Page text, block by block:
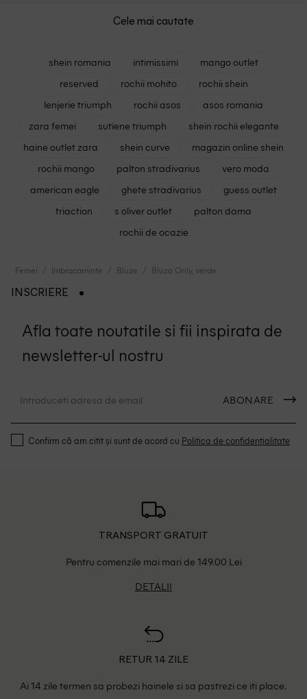
Cele mai cautate
shein romania intimissimi
mango outlet
reserved
rochii mohito
rochii shein
lenjerie triumph
rochii asos
asos romania
zara femei
sutiene triumph
shein rochii elegante
haine outlet zara
shein curve
magazin online shein
rochii mango
palton stradivarius
vero moda
american eagle
ghete stradivarius
guess outlet
triaction
s oliver outlet
palton dama
rochii de ocazie
Femei Imbracaminte Bluze Bluza Only, verde
INSCRIERE
Afla toate noutatile si fii inspirata de
newsletter-ul nostru
ABONARE
Confirm că am citit și sunt de acord cu Politica de confidentialitate
TRANSPORT GRATUIT
Pentru comenzile mai mari de 149.00 Lei
DETALII
RETUR 14 ZILE
Ai 14 zile termen sa probezi hainele si sa pastrezi ce iti place.